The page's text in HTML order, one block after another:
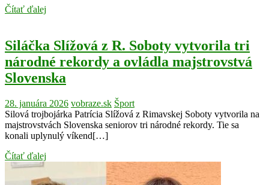
Čítať ďalej
Siláčka Slížová z R. Soboty vytvorila tri
národné rekordy a ovládla majstrovstvá
Slovenska
28. januára 2026 vobraze.sk Šport
Silová trojbojárka Patrícia Slížová z Rimavskej Soboty vytvorila na
majstrovstvách Slovenska seniorov tri národné rekordy. Tie sa
konali uplynulý víkend[…]
Čítať ďalej